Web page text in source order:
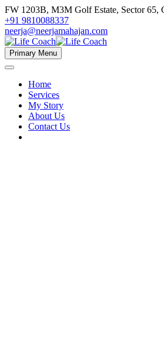
FW 1203B, M3M Golf Estate, Sector 65,
+91 9810088337
neerja@neerjamahajan.com
Primary Menu
Home
Services
My Story
About Us
Contact Us